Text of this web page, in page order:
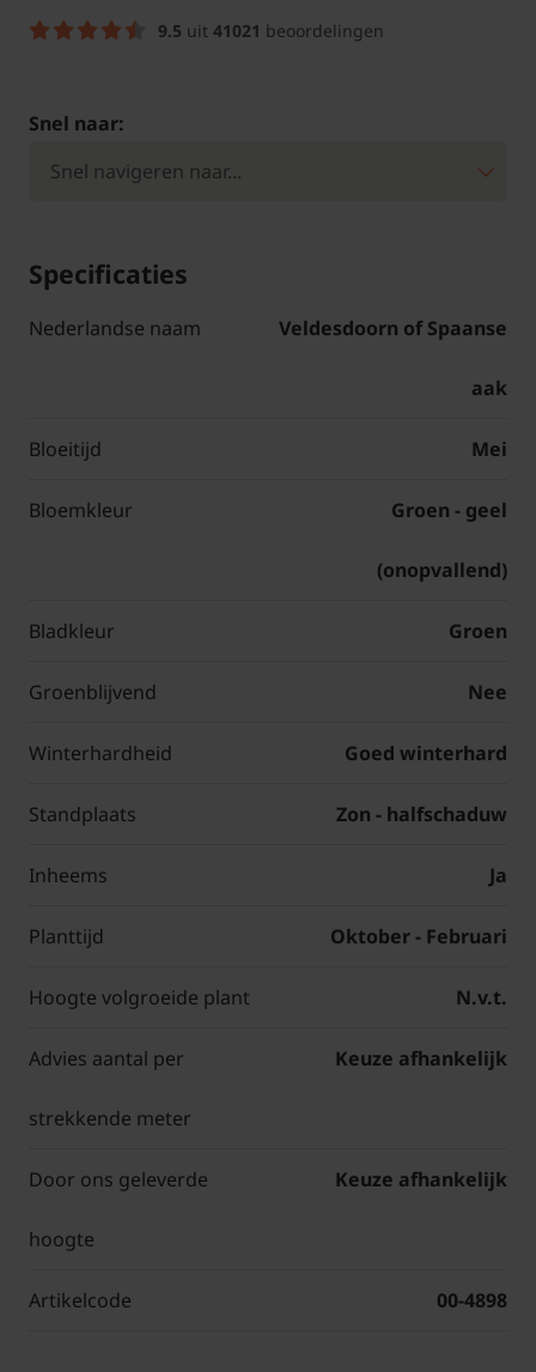
9.5 uit 41021 beoordelingen
Snel naar:
Specificaties
Nederlandse naam Veldesdoorn of Spaanse
aak
Bloeitijd Mei
Bloemkleur Groen - geel
(onopvallend)
Bladkleur Groen
Groenblijvend Nee
Winterhardheid Goed winterhard
Standplaats Zon - halfschaduw
Inheems Ja
Planttijd Oktober - Februari
Hoogte volgroeide plant N.v.t.
Advies aantal per
strekkende meter
Keuze afhankelijk
Door ons geleverde
hoogte
Keuze afhankelijk
Artikelcode 00-4898